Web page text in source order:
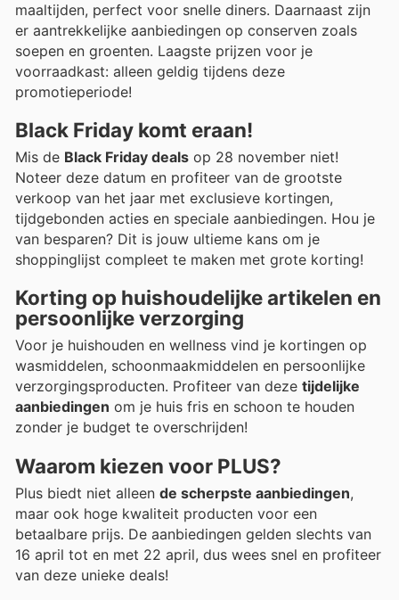
maaltijden, perfect voor snelle diners. Daarnaast zijn
er aantrekkelijke aanbiedingen op conserven zoals
soepen en groenten. Laagste prijzen voor je
voorraadkast: alleen geldig tijdens deze
promotieperiode!
Black Friday komt eraan!
Mis de Black Friday deals op 28 november niet!
Noteer deze datum en profiteer van de grootste
verkoop van het jaar met exclusieve kortingen,
tijdgebonden acties en speciale aanbiedingen. Hou je
van besparen? Dit is jouw ultieme kans om je
shoppinglijst compleet te maken met grote korting!
Korting op huishoudelijke artikelen en
persoonlijke verzorging
Voor je huishouden en wellness vind je kortingen op
wasmiddelen, schoonmaakmiddelen en persoonlijke
verzorgingsproducten. Profiteer van deze tijdelijke
aanbiedingen om je huis fris en schoon te houden
zonder je budget te overschrijden!
Waarom kiezen voor PLUS?
Plus biedt niet alleen de scherpste aanbiedingen,
maar ook hoge kwaliteit producten voor een
betaalbare prijs. De aanbiedingen gelden slechts van
16 april tot en met 22 april, dus wees snel en profiteer
van deze unieke deals!